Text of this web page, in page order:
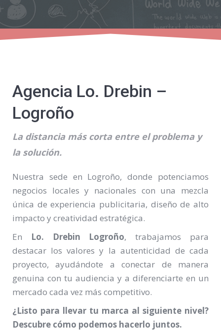
Agencia Lo. Drebin –
Logroño
La distancia más corta entre el problema y
la solución.
Nuestra sede en Logroño, donde potenciamos
negocios locales y nacionales con una mezcla
única de experiencia publicitaria, diseño de alto
impacto y creatividad estratégica.
En Lo. Drebin Logroño, trabajamos para
destacar los valores y la autenticidad de cada
proyecto, ayudándote a conectar de manera
genuina con tu audiencia y a diferenciarte en un
mercado cada vez más competitivo.
¿Listo para llevar tu marca al siguiente nivel?
Descubre cómo podemos hacerlo juntos.